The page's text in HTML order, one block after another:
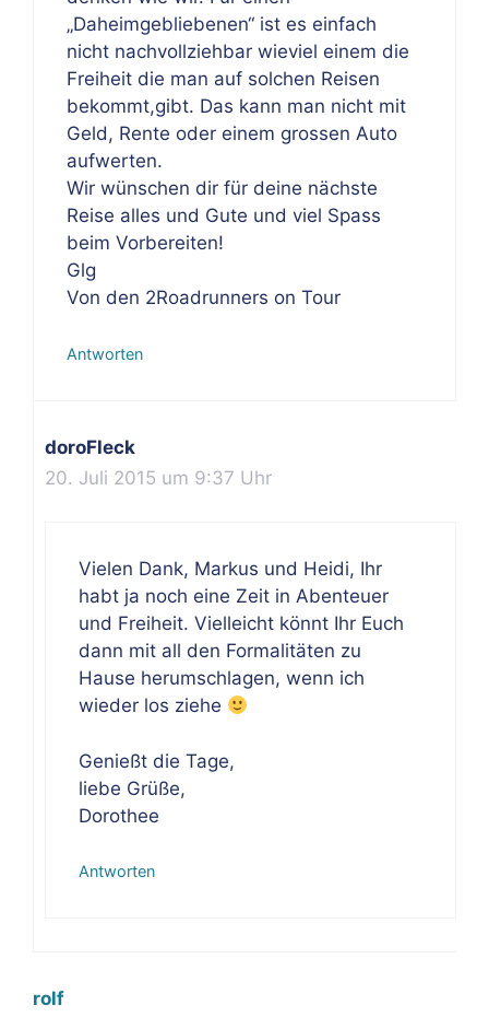
„Daheimgebliebenen“ ist es einfach
nicht nachvollziehbar wieviel einem die
Freiheit die man auf solchen Reisen
bekommt,gibt. Das kann man nicht mit
Geld, Rente oder einem grossen Auto
aufwerten.
Wir wünschen dir für deine nächste
Reise alles und Gute und viel Spass
beim Vorbereiten!
Glg
Von den 2Roadrunners on Tour
Antworten
doroFleck
20. Juli 2015 um 9:37 Uhr
Vielen Dank, Markus und Heidi, Ihr
habt ja noch eine Zeit in Abenteuer
und Freiheit. Vielleicht könnt Ihr Euch
dann mit all den Formalitäten zu
Hause herumschlagen, wenn ich
wieder los ziehe
Genießt die Tage,
liebe Grüße,
Dorothee
Antworten
rolf